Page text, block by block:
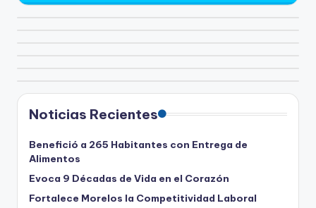
Noticias Recientes
Benefició a 265 Habitantes con Entrega de
Alimentos
Evoca 9 Décadas de Vida en el Corazón
Fortalece Morelos la Competitividad Laboral